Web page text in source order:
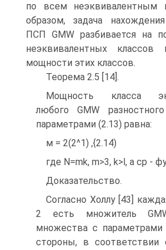
по всем неэквивалентным
образом, задача
ПСП GMW разбивается на
неэквивалентных классов
мощности этих классов.
Теорема 2.5 [14].
Мощность класса
любого GMW
параметрами (2.13) равна:
м = 2(2^1) ,{2.14)
где N=mk, m>3, k>l, а cp -
Доказательство.
Согласно Холлу [43]
2 есть множитель
множества с параметрами
стороны, в соответствии